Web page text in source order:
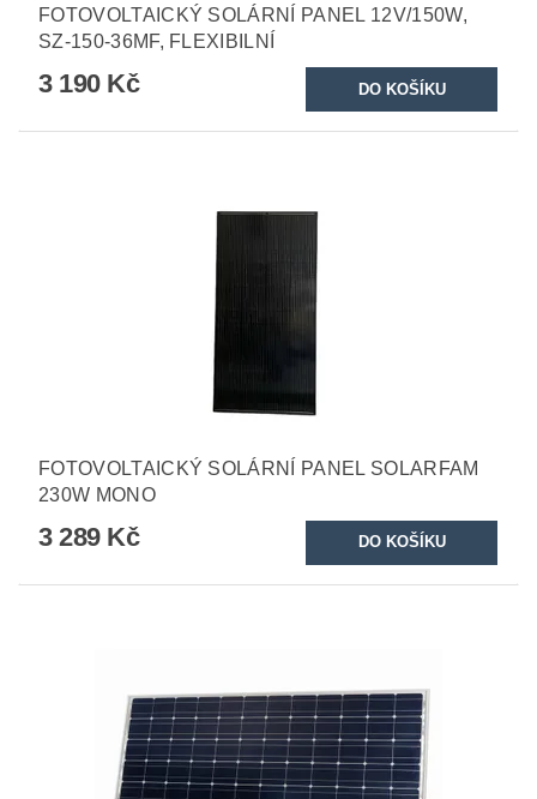
FOTOVOLTAICKÝ SOLÁRNÍ PANEL 12V/150W,
SZ-150-36MF, FLEXIBILNÍ
3 190 Kč
FOTOVOLTAICKÝ SOLÁRNÍ PANEL SOLARFAM
230W MONO
3 289 Kč